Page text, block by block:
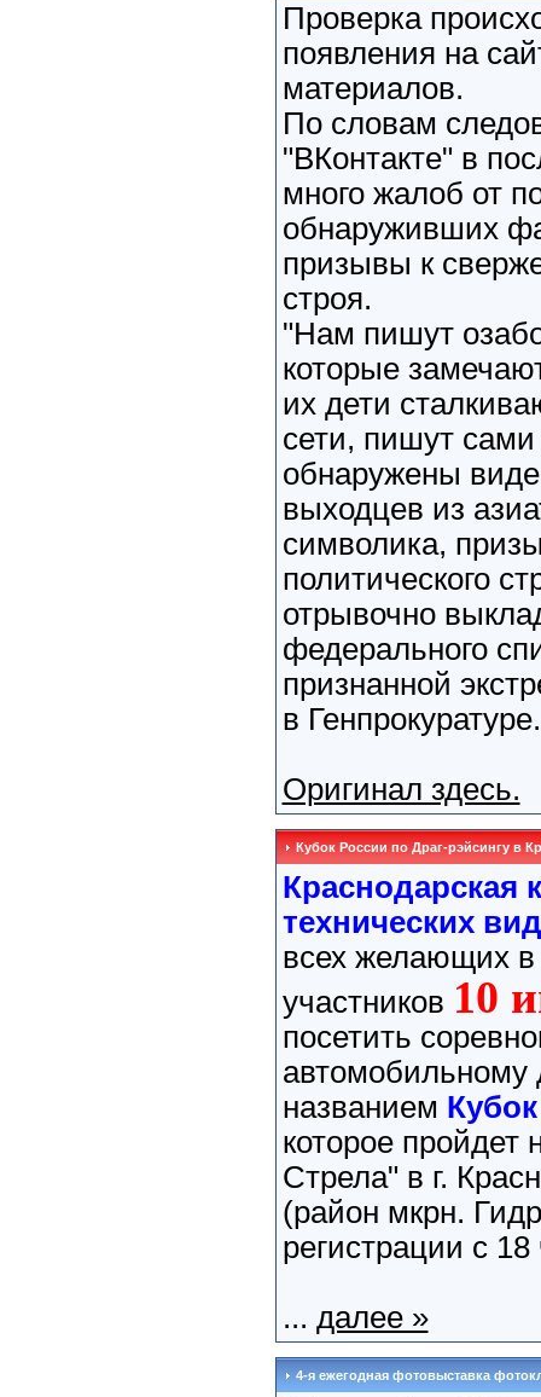
Проверка
появления на
материалов.
По словам
"ВКонтакте" в
много жалоб от
обнаруживших
призывы к
строя.
"Нам пишут
которые
их дети
сети, пишут
обнаружены
выходцев из
символика,
политического
отрывочно
федерального
признанной
в Генпрокуратуре.
Оригинал здесь.
Кубок России по Драг-рэйсингу в
Краснодарская
технических
всех желающих в
участников 10
посетить
автомобильному
названием
которое пройдет
Стрела" в г.
(район мкрн.
регистрации с 18
... далее »
4-я ежегодная фотовыставка